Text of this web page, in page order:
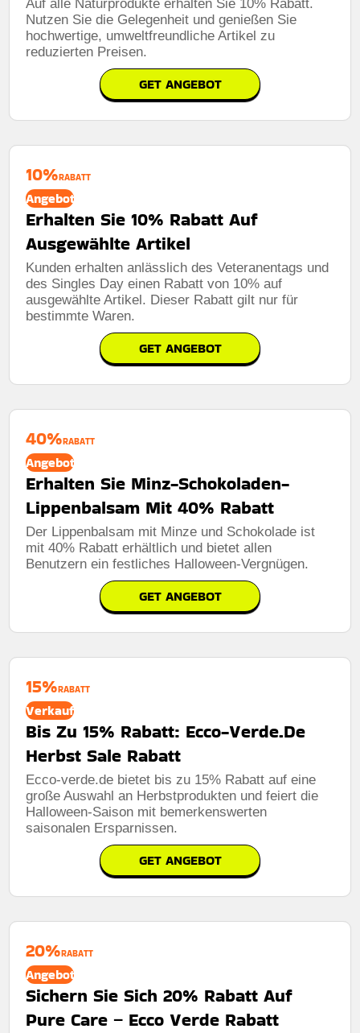
Auf alle Naturprodukte erhalten Sie 10% Rabatt.
Nutzen Sie die Gelegenheit und genießen Sie
hochwertige, umweltfreundliche Artikel zu
reduzierten Preisen.
GET ANGEBOT
10%RABATT
Angebot
Erhalten Sie 10% Rabatt Auf
Ausgewählte Artikel
Kunden erhalten anlässlich des Veteranentags und
des Singles Day einen Rabatt von 10% auf
ausgewählte Artikel. Dieser Rabatt gilt nur für
bestimmte Waren.
GET ANGEBOT
40%RABATT
Angebot
Erhalten Sie Minz-Schokoladen-
Lippenbalsam Mit 40% Rabatt
Der Lippenbalsam mit Minze und Schokolade ist
mit 40% Rabatt erhältlich und bietet allen
Benutzern ein festliches Halloween-Vergnügen.
GET ANGEBOT
15%RABATT
Verkauf
Bis Zu 15% Rabatt: Ecco-Verde.De
Herbst Sale Rabatt
Ecco-verde.de bietet bis zu 15% Rabatt auf eine
große Auswahl an Herbstprodukten und feiert die
Halloween-Saison mit bemerkenswerten
saisonalen Ersparnissen.
GET ANGEBOT
20%RABATT
Angebot
Sichern Sie Sich 20% Rabatt Auf
Pure Care – Ecco Verde Rabatt